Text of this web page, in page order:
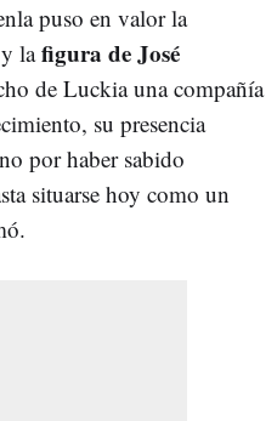
puso en valor la
y lafigura de José
de Luckia una compañía
su presencia
por haber sabido
situarse hoy como un